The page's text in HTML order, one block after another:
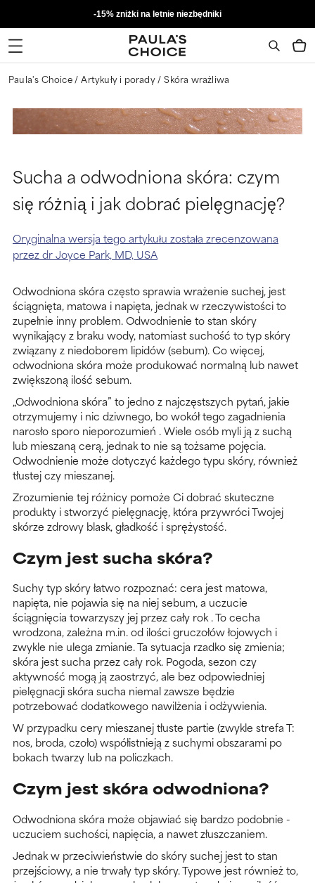
-15% zniżki na letnie niezbędniki
Paula's Choice Artykuły i porady Skóra wrażliwa​
Sucha a odwodniona skóra: czym
się różnią i jak dobrać pielęgnację?
Oryginalna wersja tego artykułu została zrecenzowana
przez dr Joyce Park, MD, USA
Odwodniona skóra często sprawia wrażenie suchej, jest
ściągnięta, matowa i napięta, jednak w rzeczywistości to
zupełnie inny problem. Odwodnienie to stan skóry
wynikający z braku wody, natomiast suchość to typ skóry
związany z niedoborem lipidów (sebum). Co więcej,
odwodniona skóra może produkować normalną lub nawet
zwiększoną ilość sebum.
„Odwodniona skóra” to jedno z najczęstszych pytań, jakie
otrzymujemy i nic dziwnego, bo wokół tego zagadnienia
narosło sporo nieporozumień . Wiele osób myli ją z suchą
lub mieszaną cerą, jednak to nie są tożsame pojęcia.
Odwodnienie może dotyczyć każdego typu skóry, również
tłustej czy mieszanej.
Zrozumienie tej różnicy pomoże Ci dobrać skuteczne
produkty i stworzyć pielęgnację, która przywróci Twojej
skórze zdrowy blask, gładkość i sprężystość.
Czym jest sucha skóra?
Suchy typ skóry łatwo rozpoznać: cera jest matowa,
napięta, nie pojawia się na niej sebum, a uczucie
ściągnięcia towarzyszy jej przez cały rok . To cecha
wrodzona, zależna m.in. od ilości gruczołów łojowych i
zwykle nie ulega zmianie. Ta sytuacja rzadko się zmienia;
skóra jest sucha przez cały rok. Pogoda, sezon czy
aktywność mogą ją zaostrzyć, ale bez odpowiedniej
pielęgnacji skóra sucha niemal zawsze będzie
potrzebować dodatkowego nawilżenia i odżywienia.
W przypadku cery mieszanej tłuste partie (zwykle strefa T:
nos, broda, czoło) współistnieją z suchymi obszarami po
bokach twarzy lub na policzkach.
Czym jest skóra odwodniona?
Odwodniona skóra może objawiać się bardzo podobnie -
uczuciem suchości, napięcia, a nawet złuszczaniem.
Jednak w przeciwieństwie do skóry suchej jest to stan
przejściowy, a nie trwały typ skóry. Typowe jest również to,